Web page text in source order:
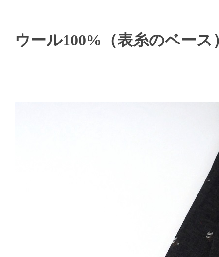
ウール100%（表糸のベー